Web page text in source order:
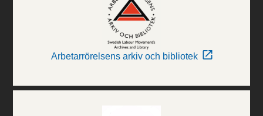
Arbetarrörelsens arkiv och bibliotek